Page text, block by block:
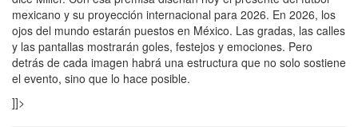
mexicano y su proyección internacional para 2026. En 2026, los
ojos del mundo estarán puestos en México. Las gradas, las calles
y las pantallas mostrarán goles, festejos y emociones. Pero
detrás de cada imagen habrá una estructura que no solo sostiene
el evento, sino que lo hace posible.
]]>